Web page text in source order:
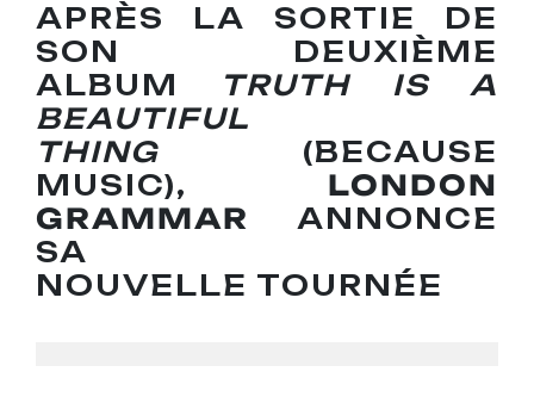
APRÈS LA SORTIE DE
SON DEUXIÈME
ALBUM
TRUTH IS A
BEAUTIFUL
THING (BECAUSE
MUSIC), LONDON
GRAMMAR ANNONCE
SA
NOUVELLE TOURNÉE